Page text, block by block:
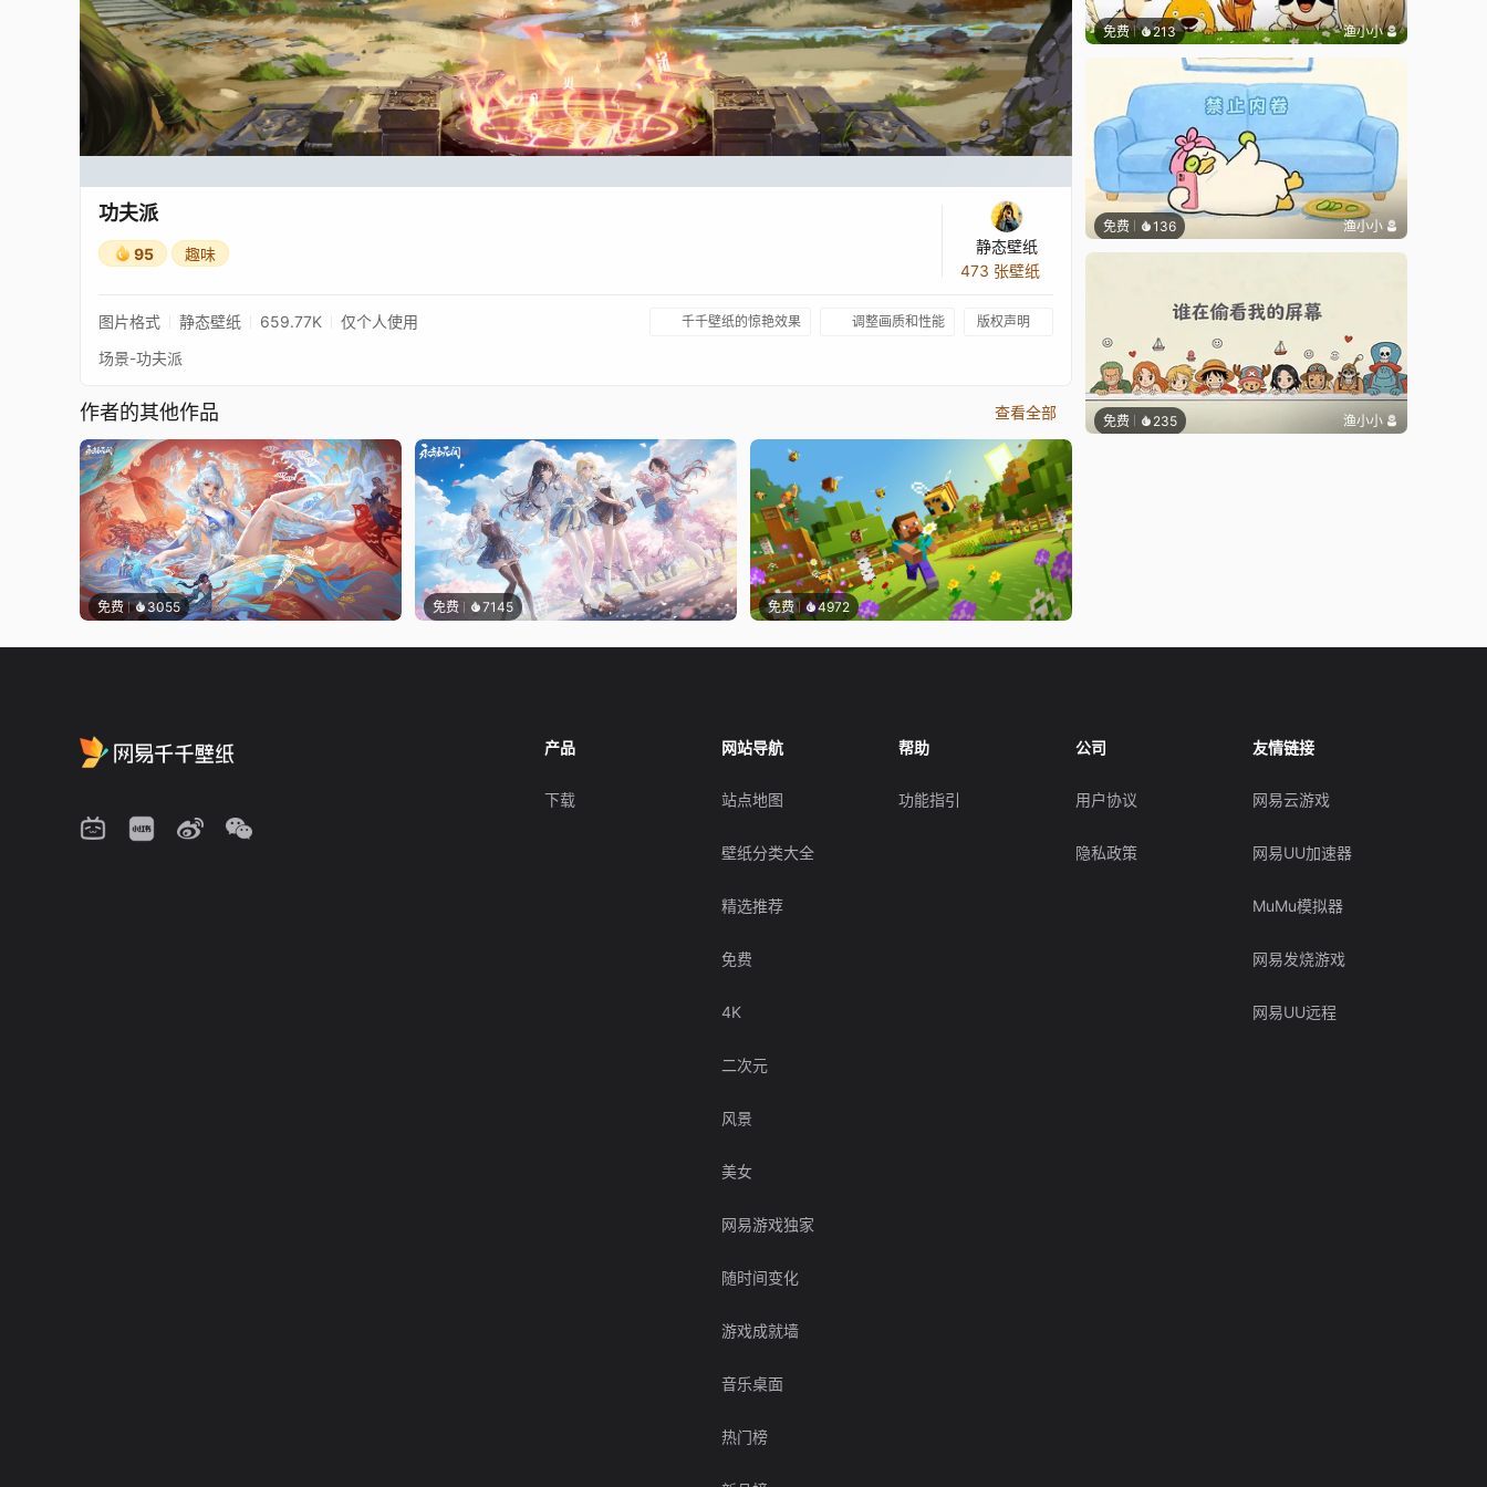
功夫派
95 趣味
静态壁纸
473 张壁纸
图片格式 静态壁纸 659.77K 仅个人使用 千千壁纸的惊艳效果 调整画质和性能 版权声明
场景-功夫派
作者的其他作品 查看全部
免费 3055 免费 7145 免费 4972
免费 213 渔小小
免费 136 渔小小
免费 235 渔小小
产品
下载
网站导航
站点地图
壁纸分类大全
精选推荐
免费
4K
二次元
风景
美女
网易游戏独家
随时间变化
游戏成就墙
音乐桌面
热门榜
帮助
功能指引
公司
用户协议
隐私政策
友情链接
网易云游戏
网易UU加速器
MuMu模拟器
网易发烧游戏
网易UU远程